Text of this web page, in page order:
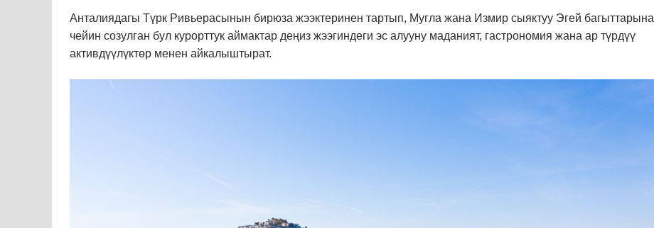
Анталиядагы Түрк Ривьерасынын бирюза жээктеринен тартып, Мугла жана Измир сыяктуу Эгей багыттарына
чейин созулган бул курорттук аймактар деңиз жээгиндеги эс алууну маданият, гастрономия жана ар түрдүү
активдүүлүктөр менен айкалыштырат.